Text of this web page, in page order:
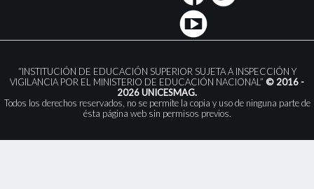
“INSTITUCIÓN DE EDUCACIÓN SUPERIOR SUJETA A INSPECCIÓN Y
VIGILANCIA POR EL MINISTERIO DE EDUCACIÓN NACIONAL” © 2016 -
2026 UNICESMAG.
Todos los derechos reservados, no se permite la copia y uso de ninguna parte de
ésta página web sin permisos previos.